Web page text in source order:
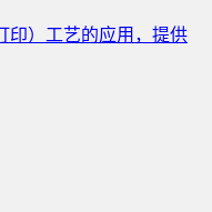
印）工艺的应用，提供